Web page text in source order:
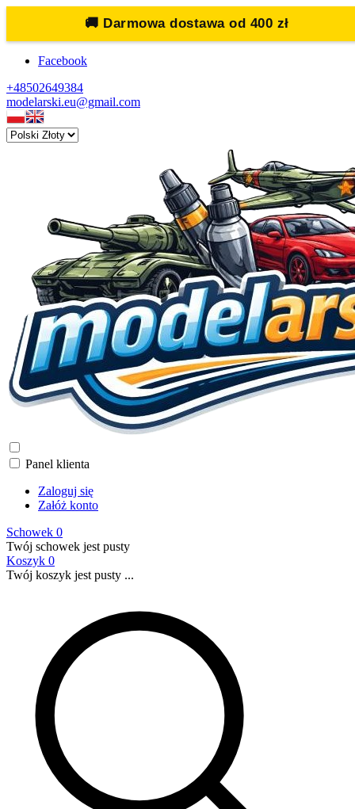
🚚 Darmowa dostawa od 400 zł
Facebook
+48502649384
modelarski.eu@gmail.com
Panel klienta
Zaloguj się
Załóż konto
Schowek 0
Twój schowek jest pusty
Koszyk 0
Twój koszyk jest pusty ...